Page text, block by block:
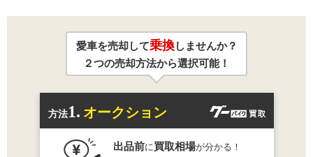
愛車を売却して乗換しませんか？
２つの売却方法から選択可能！
方法1. オークション
出品前に買取相場が分かる！